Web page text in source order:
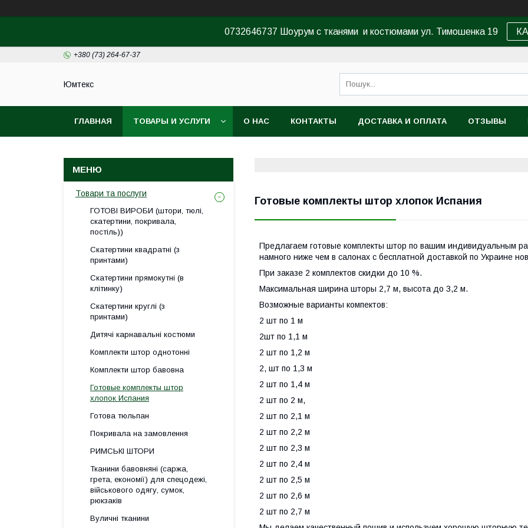
0732646737 Шоурум с тканями и костюмами ул. Тимошенка 19
+380 (73) 264-67-37
Юмтекс
ГЛАВНАЯ ТОВАРЫ И УСЛУГИ О НАС КОНТАКТЫ ДОСТАВКА И ОПЛАТА ОТЗЫВЫ
Готовые комплекты штор хлопок Испания
Предлагаем готовые комплекты штор по вашим индивидуальным
намного ниже чем в салонах с бесплатной доставкой по Украине
При заказе 2 комплектов скидки до 10 %.
Максимальная ширина шторы 2,7 м, высота до 3,2 м.
Возможные варианты компектов:
2 шт по 1 м
2шт по 1,1 м
2 шт по 1,2 м
2, шт по 1,3 м
2 шт по 1,4 м
2 шт по 2 м,
2 шт по 2,1 м
2 шт по 2,2 м
2 шт по 2,3 м
2 шт по 2,4 м
2 шт по 2,5 м
2 шт по 2,6 м
2 шт по 2,7 м
Товари та послуги
ГОТОВІ ВИРОБИ (штори, тюлі,
скатертини, покривала,
постіль))
Скатертини квадратні (з
принтами)
Скатертини прямокутні (в
клітинку)
Скатертини круглі (з
принтами)
Дитячі карнавальні костюми
Комплекти штор однотонні
Комплекти штор бавовна
Готовые комплекты штор
хлопок Испания
Готова тюльпан
Покривала на замовлення
РИМСЬКІ ШТОРИ
Тканини бавовняні (саржа,
грета, економії) для спецодежі,
військового одягу, сумок,
рюкзаків
Вуличні тканини